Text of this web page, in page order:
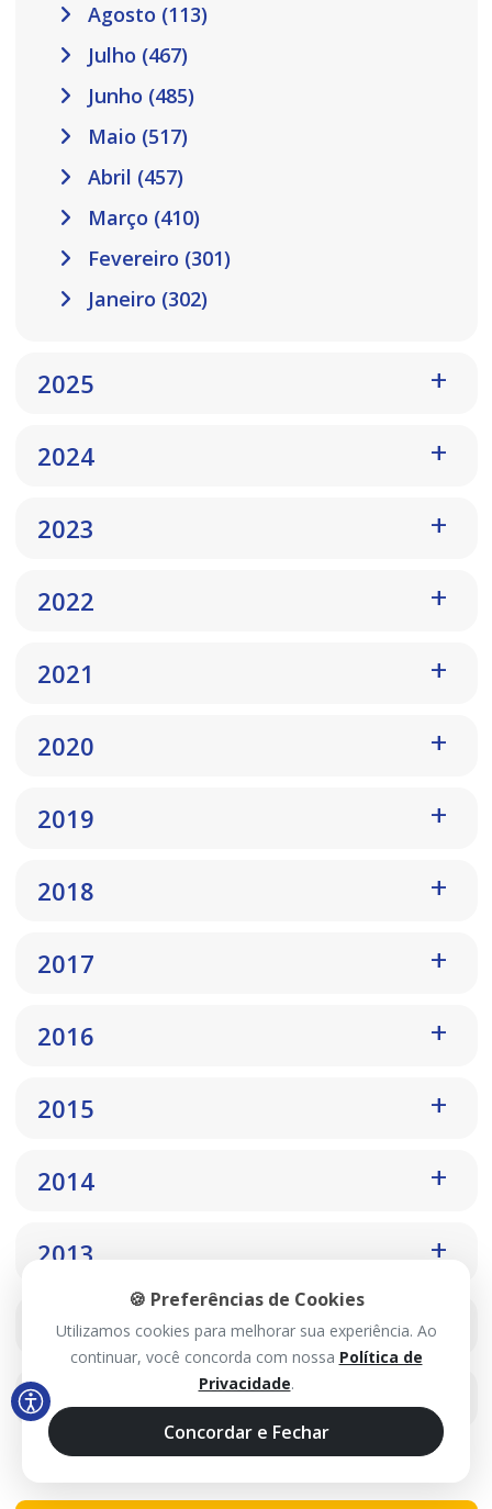
Agosto (113)
Julho (467)
Junho (485)
Maio (517)
Abril (457)
Março (410)
Fevereiro (301)
Janeiro (302)
2025
2024
2023
2022
2021
2020
2019
2018
2017
2016
2015
2014
2013
2012
2011
🍪 Preferências de Cookies
Utilizamos cookies para melhorar sua experiência. Ao
continuar, você concorda com nossa Política de
Privacidade.
Concordar e Fechar